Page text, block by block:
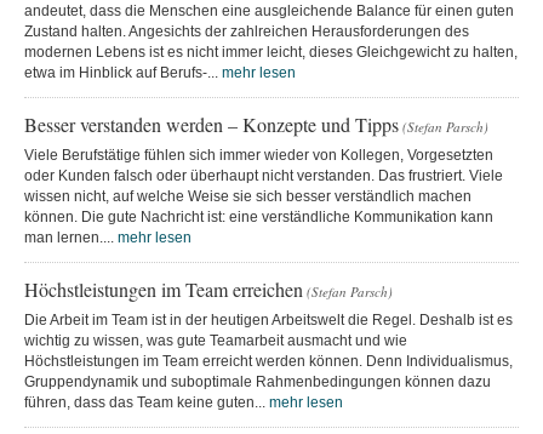
andeutet, dass die Menschen eine ausgleichende Balance für einen guten
Zustand halten. Angesichts der zahlreichen Herausforderungen des
modernen Lebens ist es nicht immer leicht, dieses Gleichgewicht zu halten,
etwa im Hinblick auf Berufs-... mehr lesen
Besser verstanden werden – Konzepte und Tipps (Stefan Parsch)
Viele Berufstätige fühlen sich immer wieder von Kollegen, Vorgesetzten
oder Kunden falsch oder überhaupt nicht verstanden. Das frustriert. Viele
wissen nicht, auf welche Weise sie sich besser verständlich machen
können. Die gute Nachricht ist: eine verständliche Kommunikation kann
man lernen.... mehr lesen
Höchstleistungen im Team erreichen (Stefan Parsch)
Die Arbeit im Team ist in der heutigen Arbeitswelt die Regel. Deshalb ist es
wichtig zu wissen, was gute Teamarbeit ausmacht und wie
Höchstleistungen im Team erreicht werden können. Denn Individualismus,
Gruppendynamik und suboptimale Rahmenbedingungen können dazu
führen, dass das Team keine guten... mehr lesen